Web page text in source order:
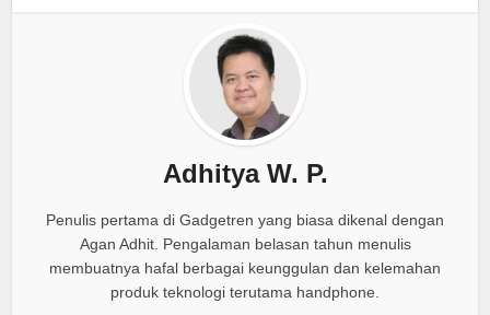
Adhitya W. P.
Penulis pertama di Gadgetren yang biasa dikenal dengan
Agan Adhit. Pengalaman belasan tahun menulis
membuatnya hafal berbagai keunggulan dan kelemahan
produk teknologi terutama handphone.